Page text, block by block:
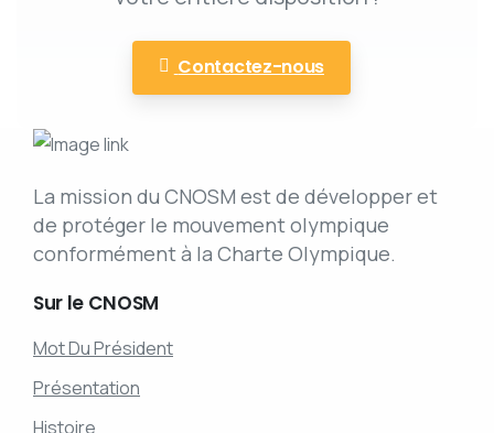
Contactez-nous
La mission du CNOSM est de développer et
de protéger le mouvement olympique
conformément à la Charte Olympique.
Sur le CNOSM
Mot Du Président
Présentation
Histoire